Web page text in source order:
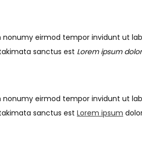
eirmod tempor invidunt ut
sanctus est Lorem ipsum dolor
eirmod tempor invidunt ut
sanctus est Lorem ipsum